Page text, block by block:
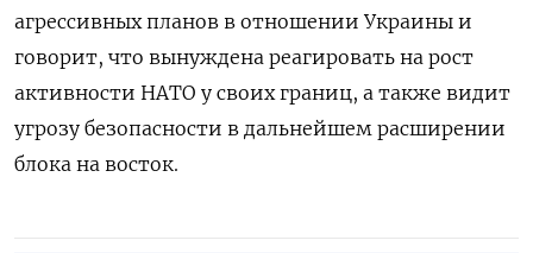
агрессивных планов в отношении Украины и
говорит, что вынуждена реагировать на рост
активности НАТО у своих границ, а также видит
угрозу безопасности в дальнейшем расширении
блока на восток.